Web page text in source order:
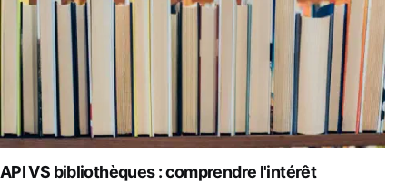
API VS bibliothèques : comprendre l'intérêt